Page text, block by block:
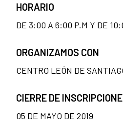
HORARIO
DE 3:00 A 6:00 P.M Y DE
ORGANIZAMOS CON
CENTRO LEÓN DE
CIERRE DE
05 DE MAYO DE 2019